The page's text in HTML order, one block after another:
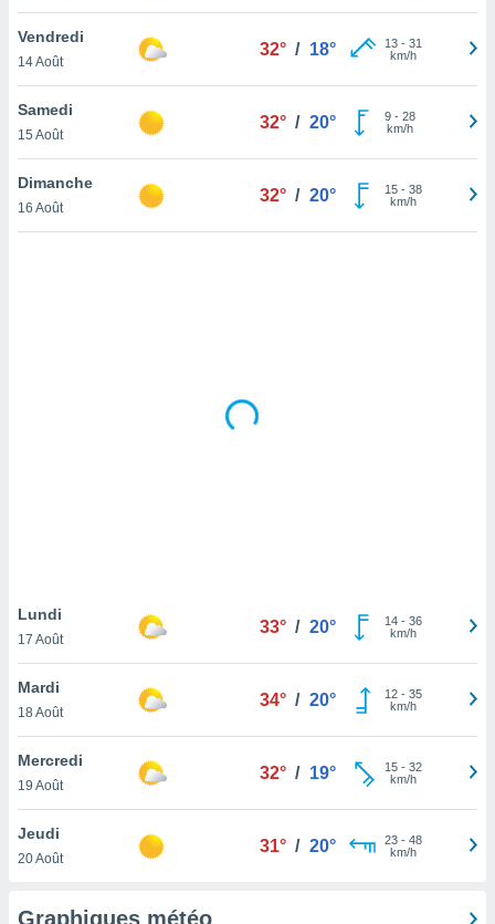
votre
à
en
le
notre
que
et que
Vendredi
14 Août
32° / 18° 13- 31
km/h
Samedi
15 Août
32° / 20° 9- 28
km/h
Dimanche
16 Août
32° / 20° 15- 38
km/h
Lundi
17 Août
33° / 20° 14- 36
km/h
Mardi
18 Août
34° / 20° 12- 35
km/h
Mercredi
19 Août
32° / 19° 15- 32
km/h
Jeudi
20 Août
31° / 20° 23- 48
km/h
Graphiques météo